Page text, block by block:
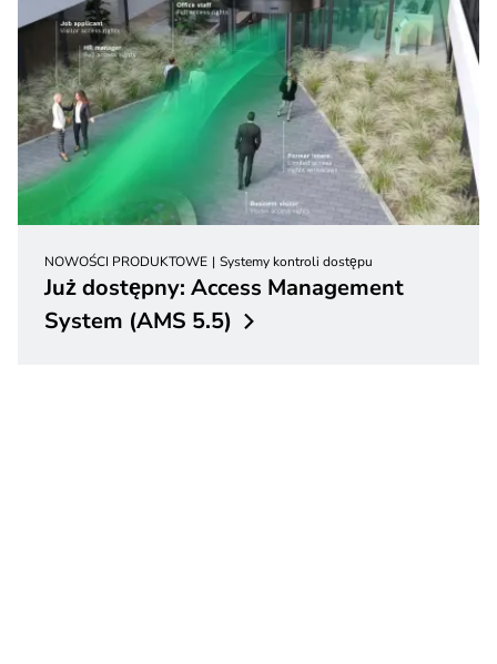
NOWOŚCI PRODUKTOWE Systemy kontroli dostępu
Już dostępny: Access Management
System (AMS 5.5)